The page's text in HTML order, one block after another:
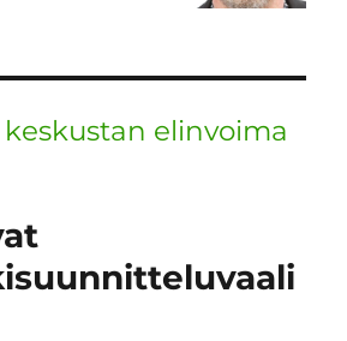
keskustan elinvoima